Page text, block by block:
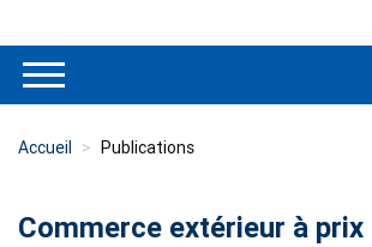
Accueil Publications
Commerce extérieur à prix